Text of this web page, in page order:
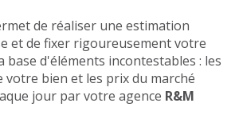
de réaliser une estimation
et de fixer rigoureusement votre
base d'éléments incontestables : les
votre bien et les prix du marché
jour par votre agence R&M